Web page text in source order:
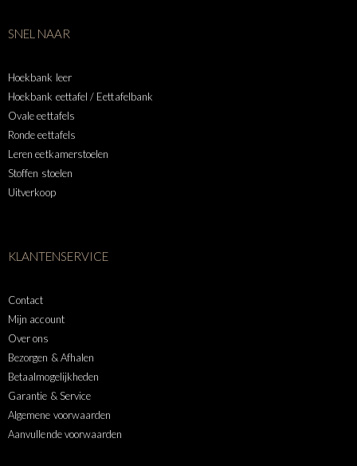
SNEL NAAR
Hoekbank leer
Hoekbank eettafel / Eettafelbank
Ovale eettafels
Ronde eettafels
Leren eetkamerstoelen
Stoffen stoelen
Uitverkoop
KLANTENSERVICE
Contact
Mijn account
Over ons
Bezorgen & Afhalen
Betaalmogelijkheden
Garantie & Service
Algemene voorwaarden
Aanvullende voorwaarden